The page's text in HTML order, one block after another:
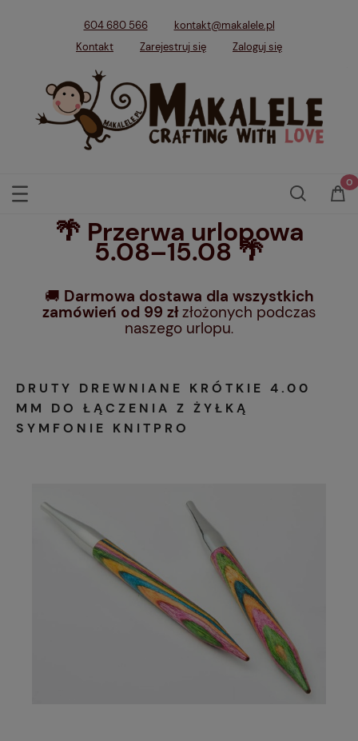
604 680 566
kontakt@makalele.pl
Kontakt
Zarejestruj się Zaloguj się
🌴 Przerwa urlopowa
5.08–15.08 🌴
🚚 Darmowa dostawa dla wszystkich
zamówień od 99 złzłożonych podczas
naszego urlopu.
DRUTY DREWNIANE KRÓTKIE 4.00
MM DO ŁĄCZENIA Z ŻYŁKĄ
SYMFONIE KNITPRO